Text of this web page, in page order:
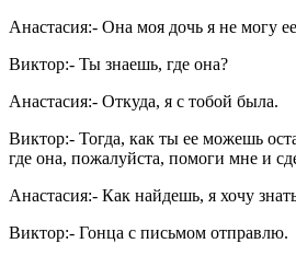
Анастасия:- Она моя дочь я не могу
Виктор:- Ты знаешь, где она?
Анастасия:- Откуда, я с тобой была.
Виктор:- Тогда, как ты ее можешь
где она, пожалуйста, помоги мне и
Анастасия:- Как найдешь, я хочу
Виктор:- Гонца с письмом отправлю.